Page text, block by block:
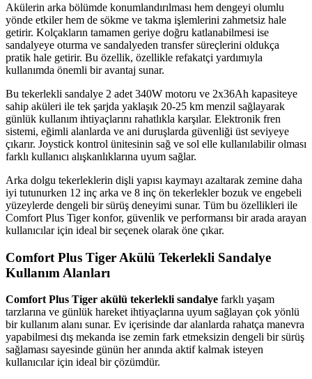
Akülerin arka bölümde konumlandırılması hem dengeyi olumlu
yönde etkiler hem de sökme ve takma işlemlerini zahmetsiz hale
getirir. Kolçakların tamamen geriye doğru katlanabilmesi ise
sandalyeye oturma ve sandalyeden transfer süreçlerini oldukça
pratik hale getirir. Bu özellik, özellikle refakatçi yardımıyla
kullanımda önemli bir avantaj sunar.
Bu tekerlekli sandalye 2 adet 340W motoru ve 2x36Ah kapasiteye
sahip aküleri ile tek şarjda yaklaşık 20-25 km menzil sağlayarak
günlük kullanım ihtiyaçlarını rahatlıkla karşılar. Elektronik fren
sistemi, eğimli alanlarda ve ani duruşlarda güvenliği üst seviyeye
çıkarır. Joystick kontrol ünitesinin sağ ve sol elle kullanılabilir olması
farklı kullanıcı alışkanlıklarına uyum sağlar.
Arka dolgu tekerleklerin dişli yapısı kaymayı azaltarak zemine daha
iyi tutunurken 12 inç arka ve 8 inç ön tekerlekler bozuk ve engebeli
yüzeylerde dengeli bir sürüş deneyimi sunar. Tüm bu özellikleri ile
Comfort Plus Tiger konfor, güvenlik ve performansı bir arada arayan
kullanıcılar için ideal bir seçenek olarak öne çıkar.
Comfort Plus Tiger Akülü Tekerlekli Sandalye
Kullanım Alanları
Comfort Plus Tiger akülü tekerlekli sandalye farklı yaşam
tarzlarına ve günlük hareket ihtiyaçlarına uyum sağlayan çok yönlü
bir kullanım alanı sunar. Ev içerisinde dar alanlarda rahatça manevra
yapabilmesi dış mekanda ise zemin fark etmeksizin dengeli bir sürüş
sağlaması sayesinde günün her anında aktif kalmak isteyen
kullanıcılar için ideal bir çözümdür.